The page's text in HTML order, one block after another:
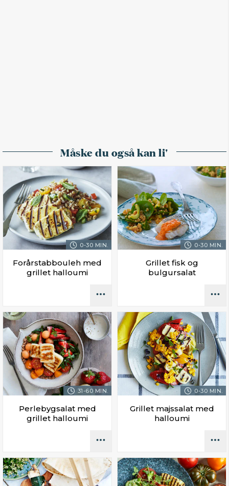
Måske du også kan li'
0-30 MIN.
Forårstabbouleh med
grillet halloumi
0-30 MIN.
Grillet fisk og
bulgursalat
31-60 MIN.
Perlebygsalat med
grillet halloumi
0-30 MIN.
Grillet majssalat med
halloumi